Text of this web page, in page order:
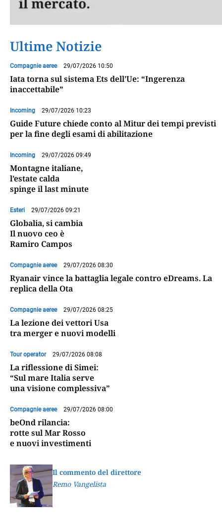
Ultime Notizie
Compagnie aeree 29/07/2026 10:50
Iata torna sul sistema Ets dell’Ue: “Ingerenza
inaccettabile”
Incoming 29/07/2026 10:23
Guide Future chiede conto al Mitur dei tempi previsti
per la fine degli esami di abilitazione
Incoming 29/07/2026 09:49
Montagne italiane,
l’estate calda
spinge il last minute
Esteri 29/07/2026 09:21
Globalia, si cambia
Il nuovo ceo è
Ramiro Campos
Compagnie aeree 29/07/2026 08:30
Ryanair vince la battaglia legale contro eDreams. La
replica della Ota
Compagnie aeree 29/07/2026 08:25
La lezione dei vettori Usa
tra merger e nuovi modelli
Tour operator 29/07/2026 08:08
La riflessione di Simei:
“Sul mare Italia serve
una visione complessiva”
Compagnie aeree 29/07/2026 08:00
beOnd rilancia:
rotte sul Mar Rosso
e nuovi investimenti
Il commento del direttore
Remo Vangelista